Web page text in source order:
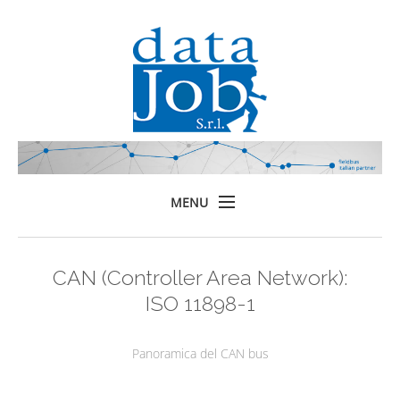
MENU
Prodotti
CAN (Controller Area Network):
ISO 11898-1
Panoramica del CAN bus